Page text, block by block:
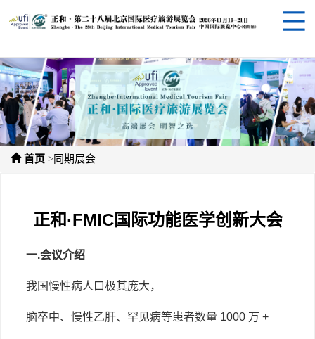
首页 >同期展会
正和·FMIC国际功能医学创新大会
一.会议介绍
我国慢性病人口极其庞大，
脑卒中、慢性乙肝、罕见病等患者数量 1000 万 +